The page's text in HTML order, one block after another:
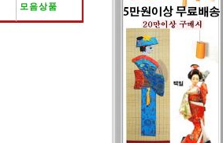
모 음 상 품